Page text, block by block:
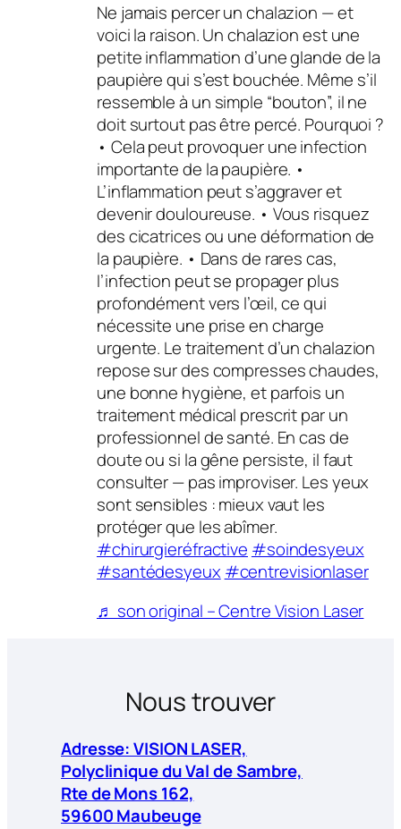
Ne jamais percer un chalazion — et
voici la raison. Un chalazion est une
petite inflammation d’une glande de la
paupière qui s’est bouchée. Même s’il
ressemble à un simple “bouton”, il ne
doit surtout pas être percé. Pourquoi ?
• Cela peut provoquer une infection
importante de la paupière. •
L’inflammation peut s’aggraver et
devenir douloureuse. • Vous risquez
des cicatrices ou une déformation de
la paupière. • Dans de rares cas,
l’infection peut se propager plus
profondément vers l’œil, ce qui
nécessite une prise en charge
urgente. Le traitement d’un chalazion
repose sur des compresses chaudes,
une bonne hygiène, et parfois un
traitement médical prescrit par un
professionnel de santé. En cas de
doute ou si la gêne persiste, il faut
consulter — pas improviser. Les yeux
sont sensibles : mieux vaut les
protéger que les abîmer.
#chirurgieréfractive #soindesyeux
#santédesyeux #centrevisionlaser
♬ son original – Centre Vision Laser
Nous trouver
Adresse: VISION LASER,
Polyclinique du Val de Sambre,
Rte de Mons 162,
59600 Maubeuge